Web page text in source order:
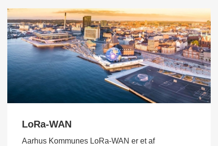
LoRa-WAN
Aarhus Kommunes LoRa-WAN er et af